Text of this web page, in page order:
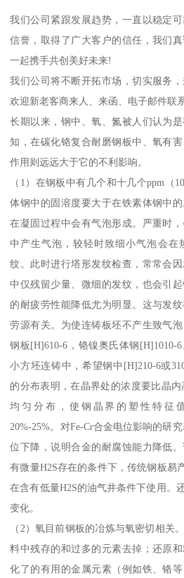
我们公司紧跟发展趋势，一直以稳定
信誉，取得了广大客户的信任，我们
一起携手共创美好未来!
我们公司将不断开拓市场，切实服务
欢迎新老客商来人、来函、电子邮件联
长期以来，钢中、氧、氮被人们认为
知，在碳化铬复合耐磨钢板中、氧有
作用则远远大于它的不利影响。
（1）在钢板中有几个和十几个ppm（
体钢中的固溶度要大于在铁素体钢中
在凝固过程中会有气泡形成。严重时
中产生气泡，较轻时致细小气泡会在
纹。此时进行塔形发纹检查，常常会
中仅残留少量、微细的发纹，也会引
的耐疲劳性能降低尤为明显。这与发
劳源有关。为使连铸板坯不产生致气
钢板[H]610-6，铬镍奥氏体钢[H]1010-
小方坯连铸中，希望钢中[H]210-6或
的分布表明，在晶界处的浓度要比晶内
均匀分布，使钢晶界的塑性特征
20%-25%。对Fe-Cr合金电位影响的研
位下降，说明合金的耐腐蚀能力降低
有微量H2S存在的条件下，传统钢板易
在含有低量H2S的油气井条件下使用。
变化。
（2）氧目前钢板的冶炼与氧密切相关
料中残存的和过多的元素去掉；还原
化了的有用的金属元素（例如铁、铬